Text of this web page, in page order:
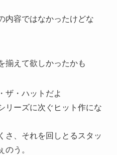
内容ではなかったけどな
揃えて欲しかったかも
ザ・ハットだよ
リーズに次ぐヒット作にな
さ、それを回しとるスタッ
のう。